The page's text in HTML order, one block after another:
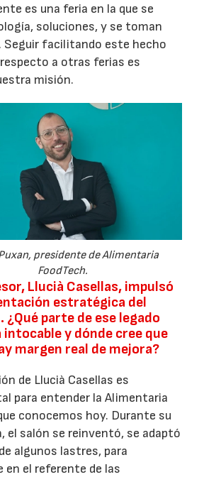
es una feria en la que se
soluciones, y se toman
Seguir facilitando este hecho
a otras ferias es
misión.
presidente de Alimentaria
FoodTech.
Llucià Casellas, impulsó
estratégica del
¿Qué parte de ese legado
y dónde cree que
margen real de mejora?
de Llucià Casellas es
para entender la Alimentaria
conocemos hoy. Durante su
el salón se reinventó, se adaptó
algunos lastres, para
en el referente de las